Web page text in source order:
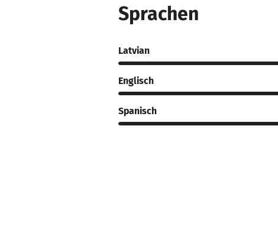
Sprachen
Latvian
Englisch
Spanisch